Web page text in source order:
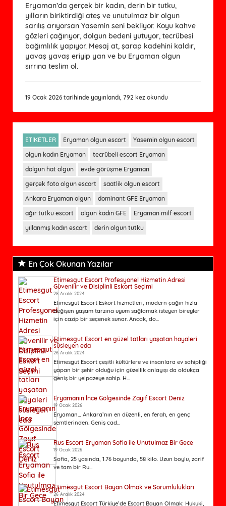
Eryaman’da gerçek bir kadın, derin bir tutku,
yılların biriktirdiği ateş ve unutulmaz bir olgun
sarılış arıyorsan Yasemin seni bekliyor. Koyu kahve
gözleri çağırıyor, dolgun bedeni yutuyor, tecrübesi
bağımlılık yapıyor. Mesaj at, şarap kadehini kaldır,
yavaş yavaş eriyip yan ve bu Eryaman olgun
sırrına teslim ol.
19 Ocak 2026 tarihinde yayınlandı, 792 kez okundu
ETİKETLER Eryaman olgun escort
Yasemin olgun escort
olgun kadın Eryaman
tecrübeli escort Eryaman
dolgun hat olgun
evde görüşme Eryaman
gerçek foto olgun escort
saatlik olgun escort
Ankara Eryaman olgun
dominant GFE Eryaman
ağır tutku escort
olgun kadın GFE
Eryaman milf escort
yıllanmış kadın escort
derin olgun tutku
En Çok Okunan Yazılar
Etimesgut Escort Profesyonel Hizmetin Adresi
Güvenilir ve Disiplinli Eskort Seçimi
28 Aralık 2024
Etimesgut Escort Eskort hizmetleri, modern çağın hızla
değişen yaşam tarzına uyum sağlamak isteyen bireyler
için cazip bir seçenek sunar. Ancak, do...
Etimesgut Escort en güzel tatları yaşatan hayaleri
süsleyen eda
26 Aralık 2024
Etimesgut Escort çeşitli kültürlere ve insanlara ev sahipliği
yapan bir şehir olduğu için güzellik anlayışı da oldukça
geniş bir yelpazeye sahip. H...
Eryamanın İnce Gölgesinde Zayıf Escort Deniz
19 Ocak 2026
Eryaman… Ankara’nın en düzenli, en ferah, en genç
semtlerinden. Geniş cad...
Rus Escort Eryaman Sofia ile Unutulmaz Bir Gece
19 Ocak 2026
Sofia, 25 yaşında, 1.76 boyunda, 58 kilo. Uzun boylu, zarif
ve tam bir Ru...
Etimesgut Escort Bayan Olmak ve Sorumlulukları
26 Aralık 2024
Etimesgut Escort Türkiye’de Escort Bayan Olmak: Hukuki,